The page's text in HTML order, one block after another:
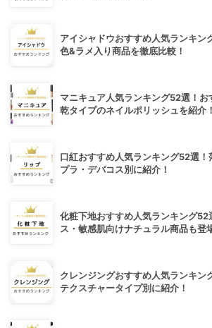
アイシャドウおすすめ人気ランキン
色&ラメ入り商品を徹底比較！
マニキュア人気ランキング52選！
乾タイプのネイルポリッシュを紹介！
口紅おすすめ人気ランキング52選
プラ・デパコス別に紹介！
化粧下地おすすめ人気ランキング52
ス・敏感肌向けナチュラル商品も登
クレンジングおすすめ人気ランキン
テクスチャータイプ別に紹介！